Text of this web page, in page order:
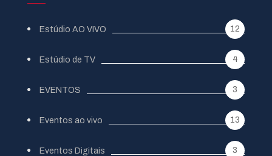
Estúdio AO VIVO 12
Estúdio de TV 4
EVENTOS 3
Eventos ao vivo 13
Eventos Digitais 3